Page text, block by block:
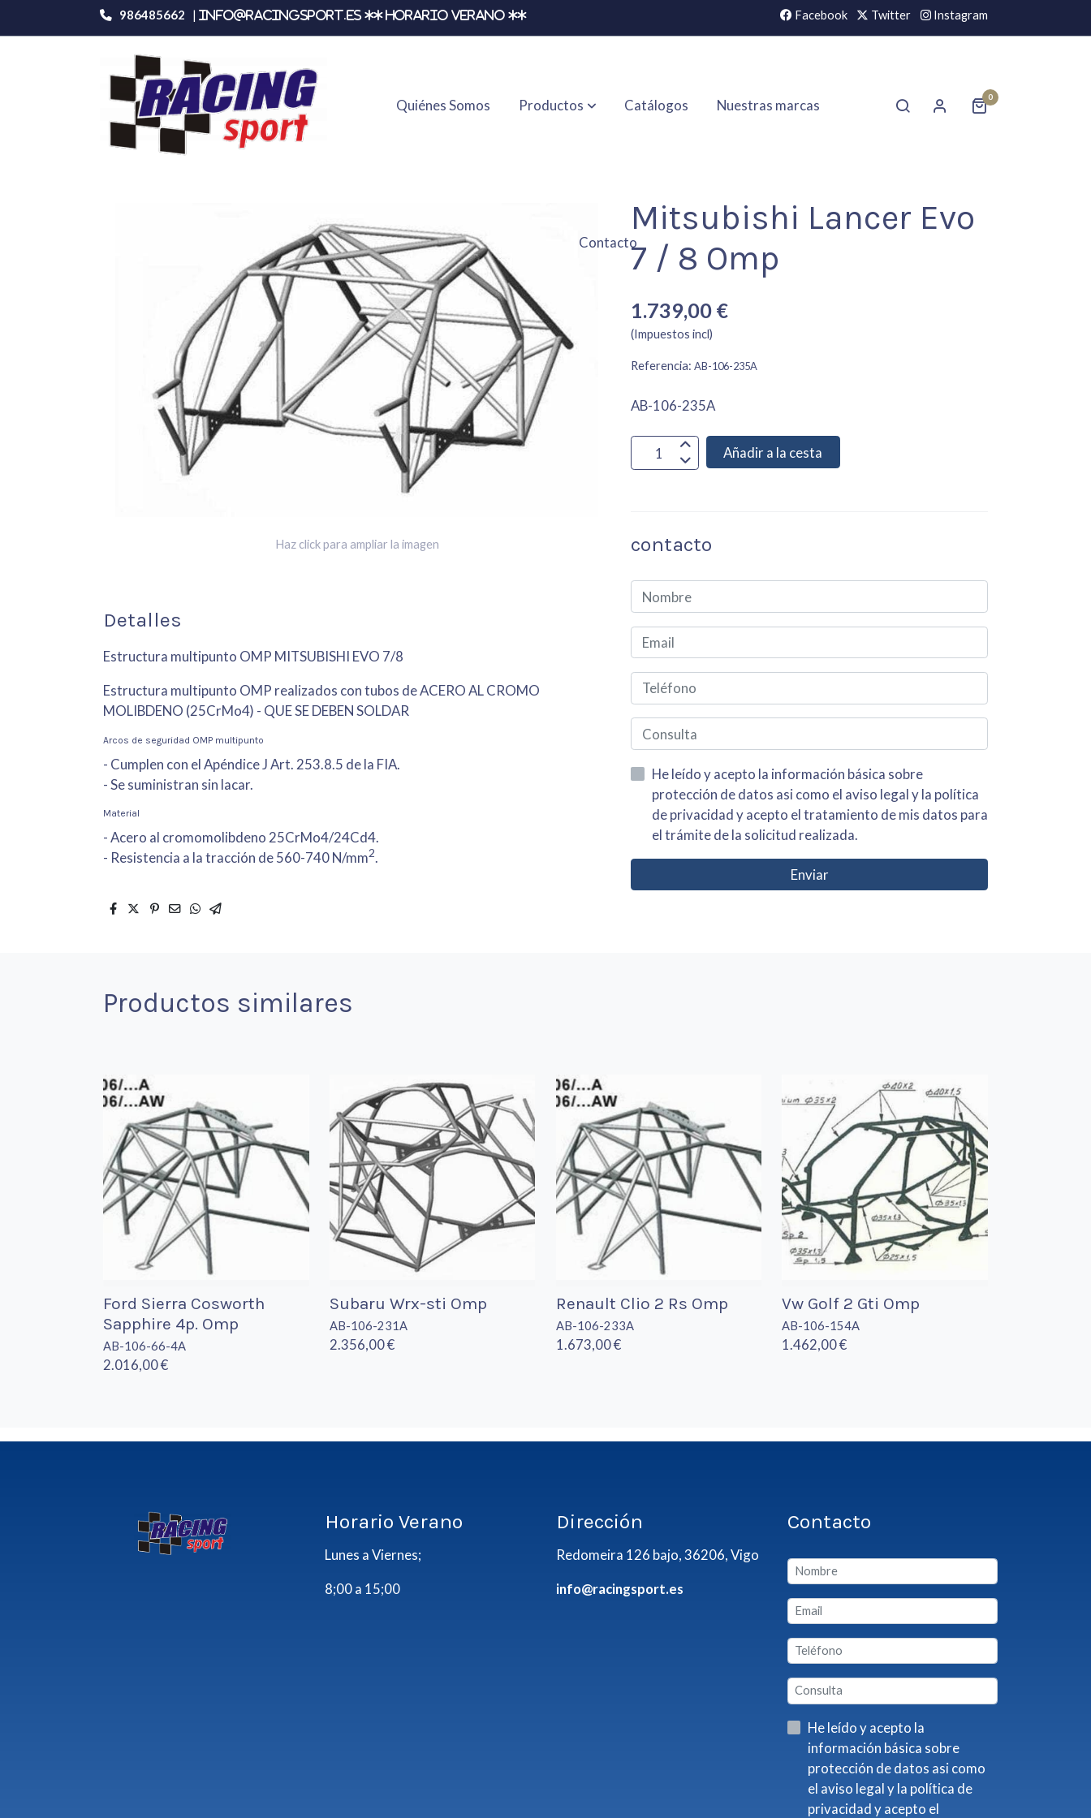
986485662 | info@racingsport.es ** HORARIO VERANO ** Facebook Twitter Instagram
Quiénes Somos Productos Catálogos Nuestras marcas
Contacto
0
Productos Mitsubishi Lancer Evo 7 / 8 Omp
Haz click para ampliar la imagen
Detalles
Estructura multipunto OMP MITSUBISHI EVO 7/8
Estructura multipunto OMP realizados con tubos de ACERO AL CROMO
MOLIBDENO (25CrMo4) - QUE SE DEBEN SOLDAR
Arcos de seguridad OMP multipunto
- Cumplen con el Apéndice J Art. 253.8.5 de la FIA.
- Se suministran sin lacar.
Material
- Acero al cromomolibdeno 25CrMo4/24Cd4.
- Resistencia a la tracción de 560-740 N/mm2.
Mitsubishi Lancer Evo
7 / 8 Omp
1.739,00 €
(Impuestos incl)
Referencia:AB-106-235A
AB-106-235A
Añadir a la cesta
contacto
He leído y acepto la información básica sobre
protección de datos asi como el aviso legal y la política
de privacidad y acepto el tratamiento de mis datos para
el trámite de la solicitud realizada.
Enviar
Productos similares
Ford Sierra Cosworth
Sapphire 4p. Omp
AB-106-66-4A
2.016,00 €
Subaru Wrx-sti Omp
AB-106-231A
2.356,00 €
Renault Clio 2 Rs Omp
AB-106-233A
1.673,00 €
Vw Golf 2 Gti Omp
AB-106-154A
1.462,00 €
Horario Verano
Lunes a Viernes;
8;00 a 15;00
Dirección
Redomeira 126 bajo, 36206, Vigo
info@racingsport.es
Contacto
He leído y acepto la
información básica sobre
protección de datos asi como
el aviso legal y la política de
privacidad y acepto el